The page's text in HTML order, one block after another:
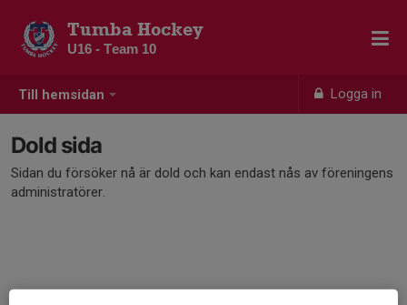
Till hemsidan Logga in
Tumba Hockey
U16 - Team 10
Dold sida
Sidan du försöker nå är dold och kan endast nås av föreningens
administratörer.